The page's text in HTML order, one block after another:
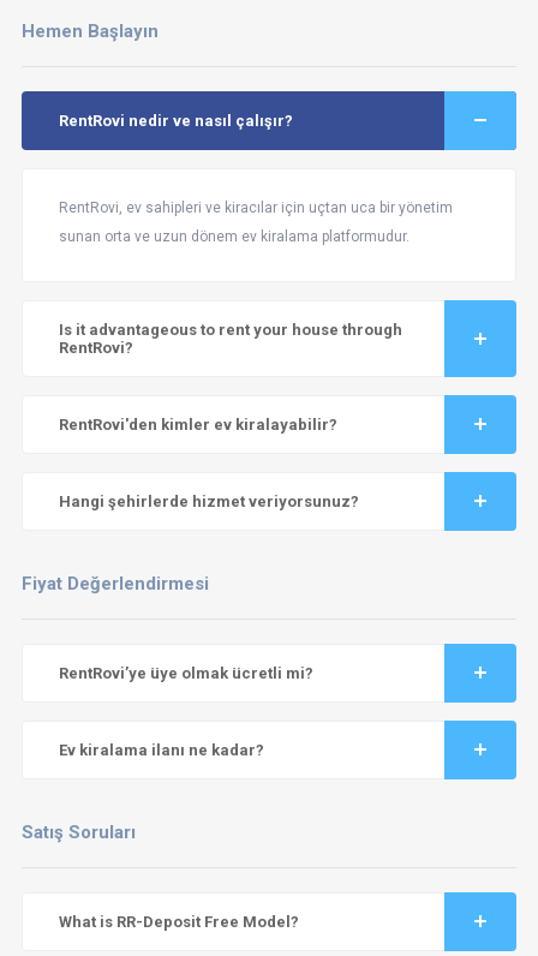
Hemen Başlayın
RentRovi nedir ve nasıl çalışır?
RentRovi, ev sahipleri ve kiracılar için uçtan uca bir yönetim
sunan orta ve uzun dönem ev kiralama platformudur.
Is it advantageous to rent your house through
RentRovi?
RentRovi'den kimler ev kiralayabilir?
Hangi şehirlerde hizmet veriyorsunuz?
Fiyat Değerlendirmesi
RentRovi’ye üye olmak ücretli mi?
Ev kiralama ilanı ne kadar?
Satış Soruları
What is RR-Deposit Free Model?